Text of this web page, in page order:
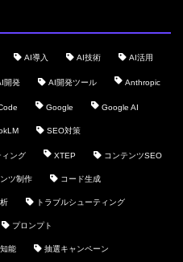
AI導入 AI技術 AI活用
開発 AI開発ツール Anthropic
Google Google AI
SEO対策
ング XTEP コンテンツSEO
ツ制作 コード生成
トラブルシューティング
プロンプト
能 抽選キャンペーン